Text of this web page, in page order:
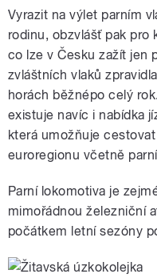
Vyrazit na výlet parním
rodinu, obzvlášť pak pro
co lze v Česku zažít jen
zvláštních vlaků
horách běžnépo celý
existuje navíc i nabídka
která umožňuje
euroregionu včetně
Parní lokomotiva je
mimořádnou železniční
počátkem letní sezóny